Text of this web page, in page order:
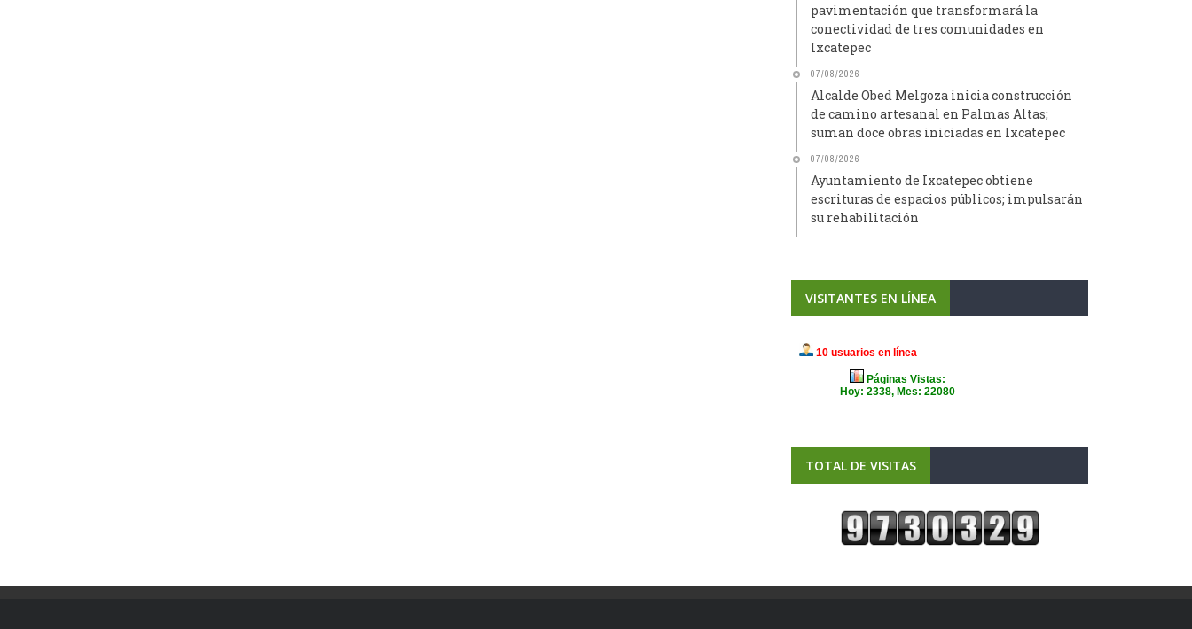
pavimentación que transformará la
conectividad de tres comunidades en
Ixcatepec
07/08/2026
Alcalde Obed Melgoza inicia construcción
de camino artesanal en Palmas Altas;
suman doce obras iniciadas en Ixcatepec
07/08/2026
Ayuntamiento de Ixcatepec obtiene
escrituras de espacios públicos; impulsarán
su rehabilitación
VISITANTES EN LÍNEA
TOTAL DE VISITAS